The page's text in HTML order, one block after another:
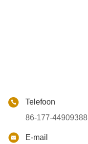
Telefoon
86-177-44909388
E-mail